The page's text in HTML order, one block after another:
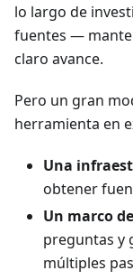
lo largo de
fuentes —
claro avance.
Pero un gran
herramienta en
Una
obtener
Un marco
preguntas y
múltiples